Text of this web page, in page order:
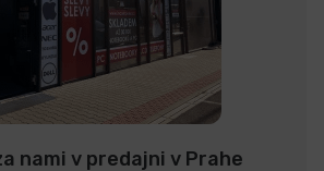
nami v predajni v Prahe